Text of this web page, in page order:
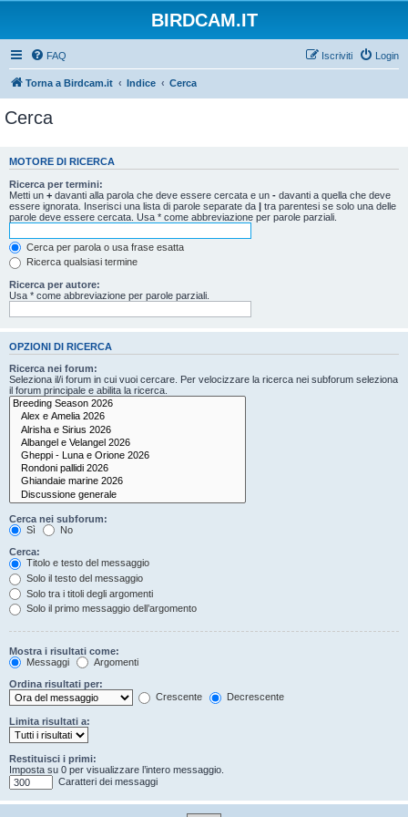
BIRDCAM.IT
FAQ Login
Iscriviti
Torna a Birdcam.it Indice Cerca
Cerca
MOTORE DI RICERCA
Ricerca per termini:
Metti un + davanti alla parola che deve essere cercata e un - davanti a quella che deve
essere ignorata. Inserisci una lista di parole separate da | tra parentesi se solo una delle
parole deve essere cercata. Usa * come abbreviazione per parole parziali.
Cerca per parola o usa frase esatta
Ricerca qualsiasi termine
Ricerca per autore:
Usa * come abbreviazione per parole parziali.
OPZIONI DI RICERCA
Ricerca nei forum:
Seleziona il/i forum in cui vuoi cercare. Per velocizzare la ricerca nei subforum seleziona
il forum principale e abilita la ricerca.
Cerca nei subforum:
Sì
No
Cerca:
Titolo e testo del messaggio
Solo il testo del messaggio
Solo tra i titoli degli argomenti
Solo il primo messaggio dell’argomento
Mostra i risultati come:
Messaggi
Argomenti
Ordina risultati per:
Crescente
Decrescente
Limita risultati a:
Restituisci i primi:
Imposta su 0 per visualizzare l’intero messaggio.
Caratteri dei messaggi